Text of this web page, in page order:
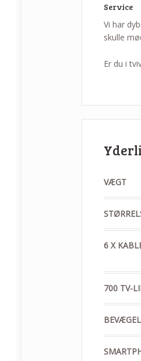
Service
Vi har
skulle
Er du i
VÆGT
6 X
700 TV-